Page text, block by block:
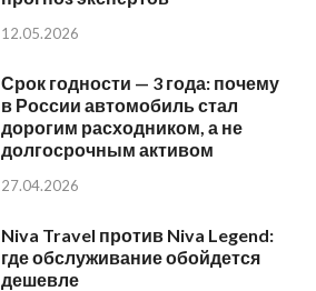
12.05.2026
Срок годности — 3 года: почему
в России автомобиль стал
дорогим расходником, а не
долгосрочным активом
27.04.2026
Niva Travel против Niva Legend:
где обслуживание обойдется
дешевле